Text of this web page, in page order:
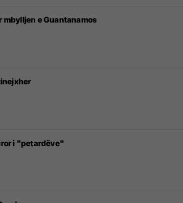
mbylljen e Guantanamos
i "petardëve"